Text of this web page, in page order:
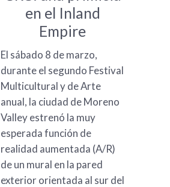
en el Inland
Empire
El sábado 8 de marzo,
durante el segundo Festival
Multicultural y de Arte
anual, la ciudad de Moreno
Valley estrenó la muy
esperada función de
realidad aumentada (A/R)
de un mural en la pared
exterior orientada al sur del